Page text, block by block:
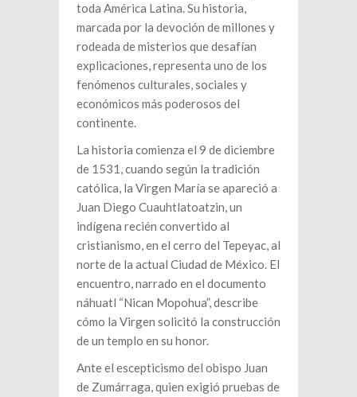
toda América Latina. Su historia,
marcada por la devoción de millones y
rodeada de misterios que desafían
explicaciones, representa uno de los
fenómenos culturales, sociales y
económicos más poderosos del
continente.
La historia comienza el 9 de diciembre
de 1531, cuando según la tradición
católica, la Virgen María se apareció a
Juan Diego Cuauhtlatoatzin, un
indígena recién convertido al
cristianismo, en el cerro del Tepeyac, al
norte de la actual Ciudad de México. El
encuentro, narrado en el documento
náhuatl “Nican Mopohua”, describe
cómo la Virgen solicitó la construcción
de un templo en su honor.
Ante el escepticismo del obispo Juan
de Zumárraga, quien exigió pruebas de